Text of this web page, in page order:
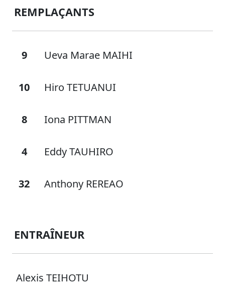
REMPLAÇANTS
9 Ueva Marae MAIHI
10 Hiro TETUANUI
8 Iona PITTMAN
4 Eddy TAUHIRO
32 Anthony REREAO
ENTRAÎNEUR
Alexis TEIHOTU